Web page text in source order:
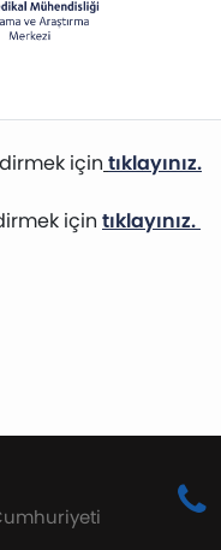
için tıklayınız.
için tıklayınız.